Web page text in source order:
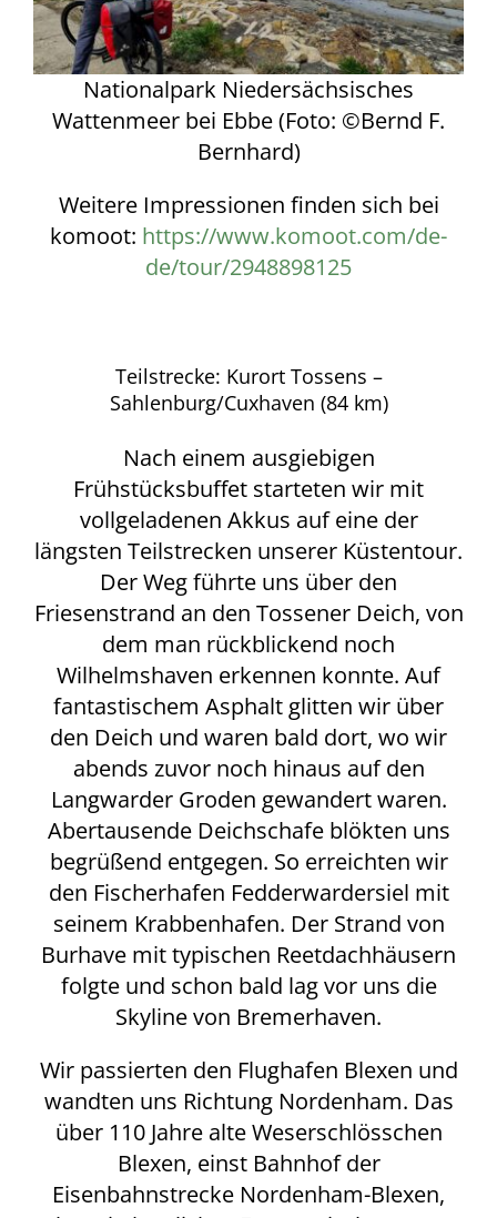
Nationalpark Niedersächsisches
Wattenmeer bei Ebbe (Foto: ©Bernd F.
Bernhard)
Weitere Impressionen finden sich bei
komoot: https://www.komoot.com/de-
de/tour/2948898125
Teilstrecke: Kurort Tossens –
Sahlenburg/Cuxhaven (84 km)
Nach einem ausgiebigen
Frühstücksbuffet starteten wir mit
vollgeladenen Akkus auf eine der
längsten Teilstrecken unserer Küstentour.
Der Weg führte uns über den
Friesenstrand an den Tossener Deich, von
dem man rückblickend noch
Wilhelmshaven erkennen konnte. Auf
fantastischem Asphalt glitten wir über
den Deich und waren bald dort, wo wir
abends zuvor noch hinaus auf den
Langwarder Groden gewandert waren.
Abertausende Deichschafe blökten uns
begrüßend entgegen. So erreichten wir
den Fischerhafen Fedderwardersiel mit
seinem Krabbenhafen. Der Strand von
Burhave mit typischen Reetdachhäusern
folgte und schon bald lag vor uns die
Skyline von Bremerhaven.
Wir passierten den Flughafen Blexen und
wandten uns Richtung Nordenham. Das
über 110 Jahre alte Weserschlösschen
Blexen, einst Bahnhof der
Eisenbahnstrecke Nordenham-Blexen,